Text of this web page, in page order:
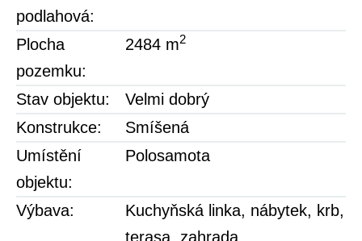
podlahová:
Plocha
pozemku:
2484 m2
Stav objektu:
Velmi dobrý
Konstrukce:
Smíšená
Umístění
objektu:
Polosamota
Výbava: Kuchyňská linka, nábytek, krb,
terasa, zahrada